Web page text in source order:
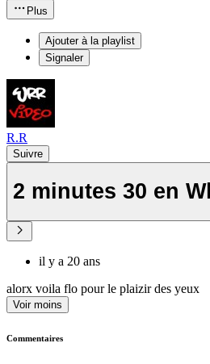
Plus
Ajouter à la playlist
Signaler
R.R
Suivre
2 minutes 30 en
il y a 20 ans
alorx voila flo pour le plaizir des yeux
Voir moins
Commentaires